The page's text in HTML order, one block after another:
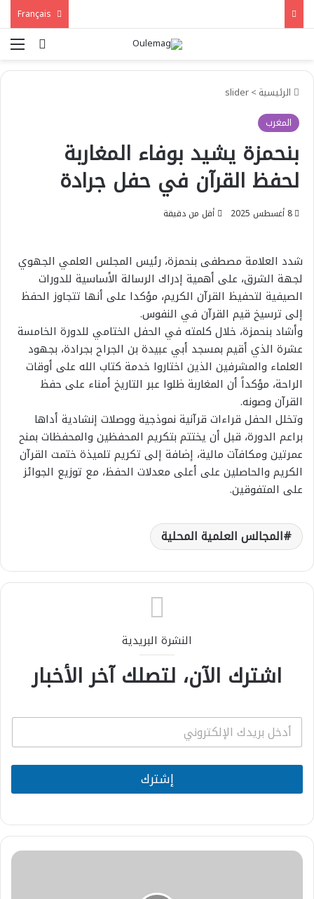
بحث عن
الرئيسية >
slider
المغرب
بنحمزة يشيد بوفاء المغاربة
لحفظ القرآن في حفل جرادة
8 أغسطس 2025 أقل من دقيقة
شدد العلامة مصطفى بنحمزة، رئيس المجلس العلمي الجهوي
لجهة الشرق، على أهمية إدراك الرسالة الأساسية للدورات
الصيفية لتحفيظ القرآن الكريم، مؤكدا على أنها تتجاوز الحفظ
إلى ترسيخ قيم القرآن في النفوس.
وأشاد بنحمزة، خلال كلمته في الحفل الختامي للدورة الخامسة
عشرة الذي أقيم بمسجد أبي عبيدة بن الجراح بجرادة، بجهود
العلماء والمشرفين الذين اختاروا خدمة كتاب الله على أوقات
الراحة، مؤكداً أن المغاربة ظلوا عبر التاريخ أمناء على حفظ
القرآن وصونه.
وتخلل الحفل قراءات قرآنية نموذجية ووصلات إنشادية أداها
براعم الدورة، قبل أن يختتم بتكريم المحفظين والمحفظات بمنح
عمرتين ومكافآت مالية، إضافة إلى تكريم تلميذة ختمت القرآن
الكريم والحاصلين على أعلى معدلات الحفظ، مع توزيع الجوائز
على المتفوقين.
المجالس العلمية المحلية
النشرة البريدية
اشترك الآن، لتصلك آخر الأخبار
E
a
i
* إشترك
المجلس